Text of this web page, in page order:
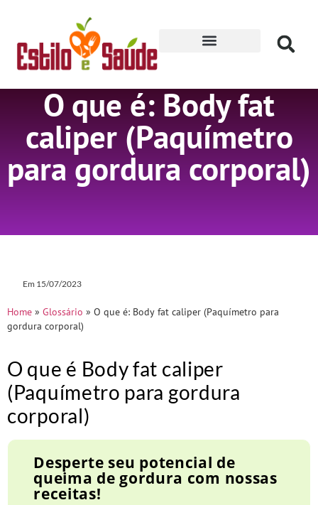
O que é: Body fat
caliper (Paquímetro
para gordura corporal)
Em 15/07/2023
Home » Glossário » O que é: Body fat caliper (Paquímetro para
gordura corporal)
O que é Body fat caliper
(Paquímetro para gordura
corporal)
Desperte seu potencial de
queima de gordura com nossas
receitas!